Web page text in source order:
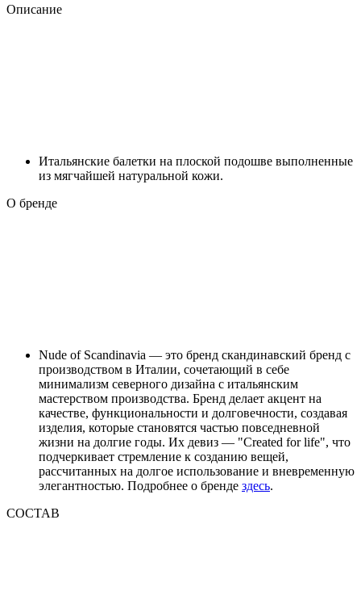
Описание
Итальянские балетки на плоской подошве выполненные
из мягчайшей натуральной кожи.
О бренде
Nude of Scandinavia — это бренд скандинавский бренд с
производством в Италии, сочетающий в себе
минимализм северного дизайна с итальянским
мастерством производства. Бренд делает акцент на
качестве, функциональности и долговечности, создавая
изделия, которые становятся частью повседневной
жизни на долгие годы. Их девиз — "Created for life", что
подчеркивает стремление к созданию вещей,
рассчитанных на долгое использование и вневременную
элегантностью. Подробнее о бренде здесь.
СОСТАВ